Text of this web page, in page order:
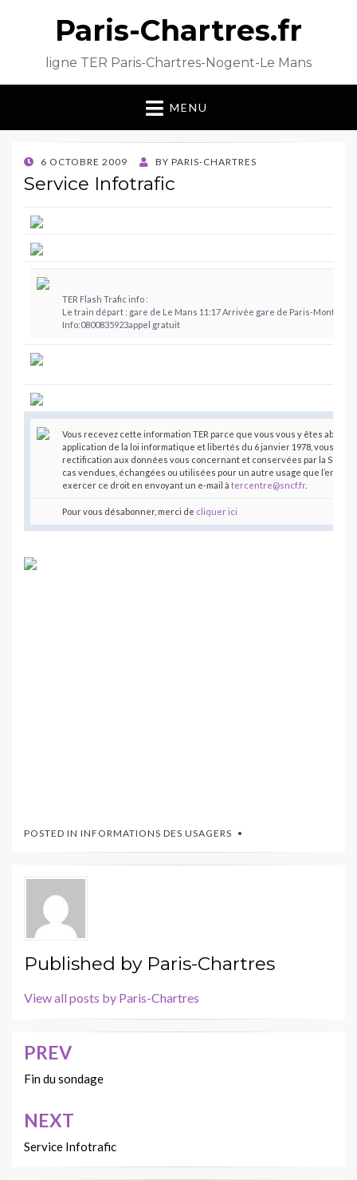
Paris-Chartres.fr
ligne TER Paris-Chartres-Nogent-Le Mans
MENU
POSTED
ON
6 OCTOBRE 2009 BY PARIS-CHARTRES
Service Infotrafic
TER Flash Trafic info :
Le train départ : gare de Le Mans 11:17 Arrivée gare de Paris-
Info:0800835923appel gratuit
Vous recevez cette information TER parce que vous vous y êtes
application de la loi informatique et libertés du 6 janvier 1978, vous
rectification aux données vous concernant et conservées par la SNCF.
cas vendues, échangées ou utilisées pour un autre usage que l’envoi
exercer ce droit en envoyant un e-mail à tercentre@sncf.fr.
Pour vous désabonner, merci de cliquer ici
POSTED IN INFORMATIONS DES USAGERS
Published by Paris-Chartres
View all posts by Paris-Chartres
Navigation
de
l’article
PREV
Fin du sondage
NEXT
Service Infotrafic